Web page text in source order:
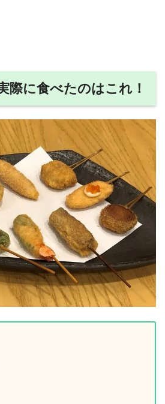
際に食べたのはこれ！